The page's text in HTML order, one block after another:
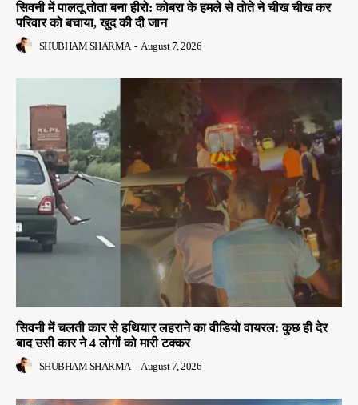
सिवनी में पालतू तोता बना हीरो: कोबरा के हमले से तोते ने चीख चीख कर
परिवार को बचाया, खुद की दी जान
SHUBHAM SHARMA - August 7, 2026
सिवनी में चलती कार से हथियार लहराने का वीडियो वायरल: कुछ ही देर
बाद उसी कार ने 4 लोगों को मारी टक्कर
SHUBHAM SHARMA - August 7, 2026